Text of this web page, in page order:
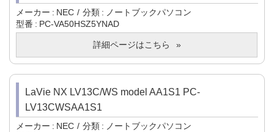
メーカー NEC 分類
ノートブックパソコン
型番
PC-VA50HSZ5YNAD
詳細ページはこちら
LaVie NX LV13C/WS model AA1S1 PC-
LV13CWSAA1S1
メーカー NEC 分類
ノートブックパソコン